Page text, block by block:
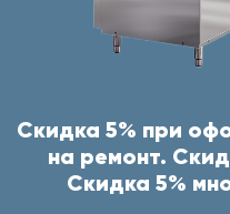
Скидка 5% при
на ремонт.
Скидка 5%